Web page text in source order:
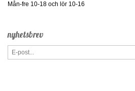
Mån-fre 10-18 och lör 10-16
nyhetsbrev